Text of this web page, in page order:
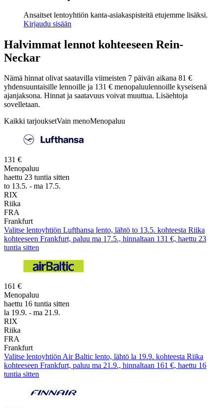
Ansaitset lentoyhtiön kanta-asiakaspisteitä etujemme lisäksi.
Kirjaudu sisään
Halvimmat lennot kohteeseen Rein-
Neckar
Nämä hinnat olivat saatavilla viimeisten 7 päivän aikana 81 €
yhdensuuntaisille lennoille ja 131 € menopaluulennoille kyseisenä
ajanjaksona. Hinnat ja saatavuus voivat muuttua. Lisäehtoja
sovelletaan.
Kaikki tarjouksetVain menoMenopaluu
131 €
Menopaluu
haettu 23 tuntia sitten
to 13.5. - ma 17.5.
RIX
Riika
FRA
Frankfurt
Valitse lentoyhtiön Lufthansa lento, lähtö to 13.5. kohteesta Riika
kohteeseen Frankfurt, paluu ma 17.5., hinnaltaan 131 €, haettu 23
tuntia sitten
161 €
Menopaluu
haettu 16 tuntia sitten
la 19.9. - ma 21.9.
RIX
Riika
FRA
Frankfurt
Valitse lentoyhtiön Air Baltic lento, lähtö la 19.9. kohteesta Riika
kohteeseen Frankfurt, paluu ma 21.9., hinnaltaan 161 €, haettu 16
tuntia sitten